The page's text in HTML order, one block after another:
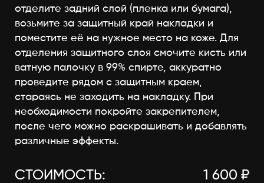
отделите задний слой (пленка или бумага),
возьмите за защитный край накладки и
поместите её на нужное место на коже. Для
отделения защитного слоя смочите кисть или
ватную палочку в 99% спирте, аккуратно
проведите рядом с защитным краем,
стараясь не заходить на накладку. При
необходимости покройте закрепителем,
после чего можно раскрашивать и добавлять
различные эффекты.
СТОИМОСТЬ: 1 600 ₽